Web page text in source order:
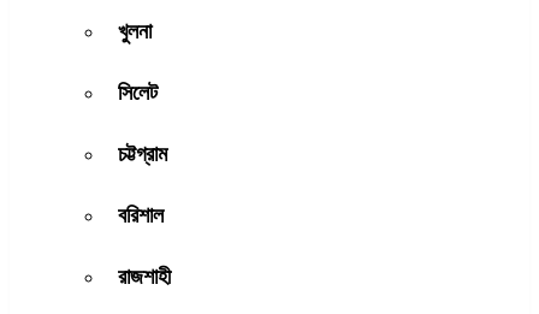
খুলনা
সিলেট
চট্টগ্রাম
বরিশাল
রাজশাহী